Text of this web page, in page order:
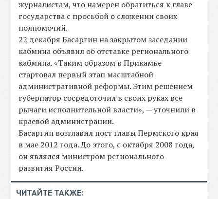
журналистам, что намерен обратиться к главе
государства с просьбой о сложении своих
полномочий.
22 декабря Басаргин на закрытом заседании
кабмина объявил об отставке регионального
кабмина. «Таким образом в Прикамье
стартовал первый этап масштабной
административной реформы. Этим решением
губернатор сосредоточил в своих руках все
рычаги исполнительной власти», — уточнили в
краевой администрации.
Басаргин возглавил пост главы Пермского края
в мае 2012 года. До этого, с октября 2008 года,
он являлся министром регионального
развития России.
ЧИТАЙТЕ ТАКЖЕ: